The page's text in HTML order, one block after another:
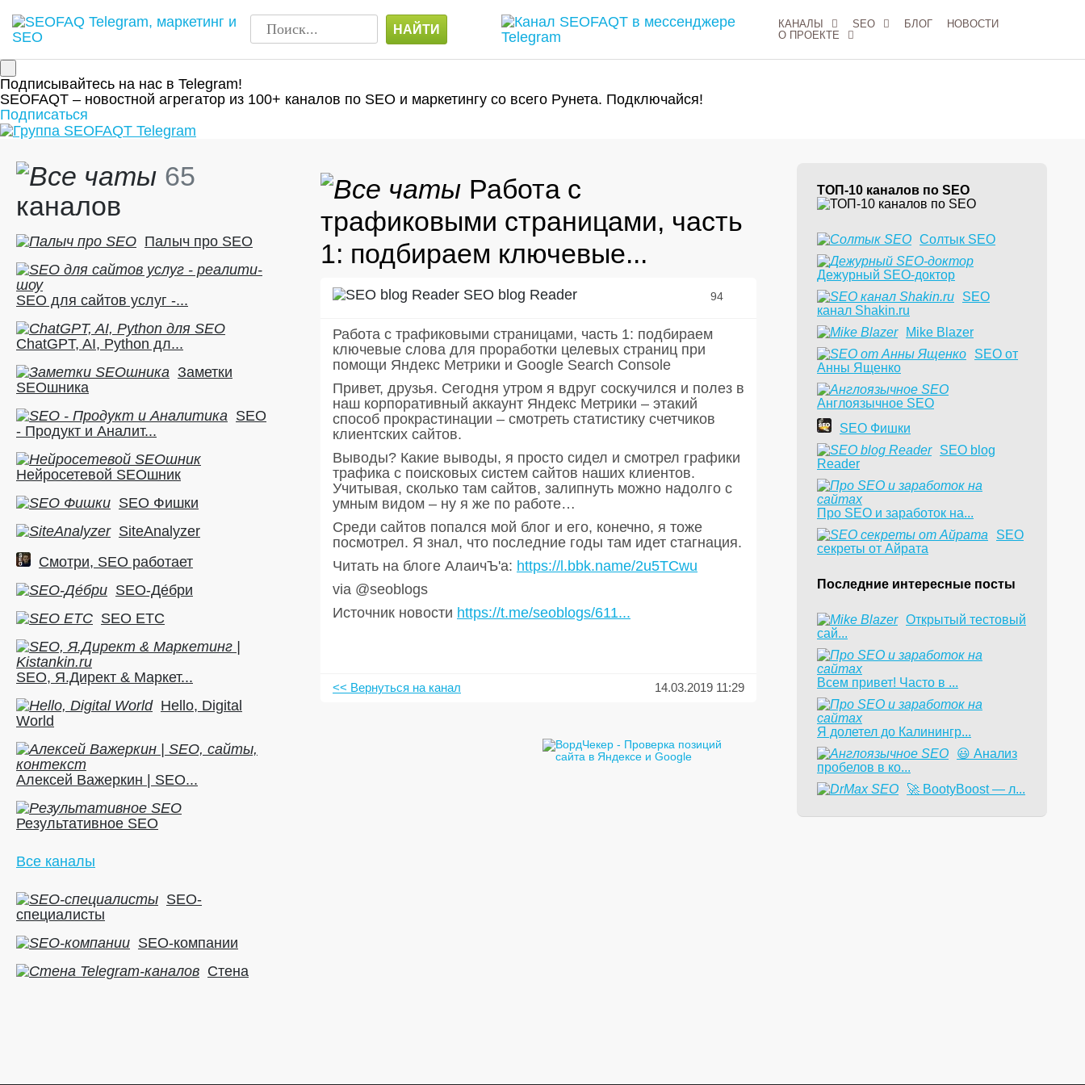
КАНАЛЫ SEO БЛОГ
НОВОСТИ
О ПРОЕКТЕ
Подписывайтесь на нас в Telegram!
SEOFAQT – новостной агрегатор из 100+ каналов по SEO и маркетингу со всего Рунета. Подключайся!
Подписаться
65
каналов
Палыч про SEO
SEO для сайтов услуг -...
ChatGPT, AI, Python дл...
Заметки
SEOшника
SEO
- Продукт и Аналит...
Нейросетевой SEOшник
SEO Фишки
SiteAnalyzer
Смотри, SEO работает
SEO-Де́бри
SEO ETC
SEO, Я.Директ & Маркет...
Hello, Digital
World
Алексей Важеркин | SEO...
Результативное SEO
Все каналы
SEO-
специалисты
SEO-компании
Стена
Работа с
трафиковыми страницами, часть
1: подбираем ключевые...
SEO blog Reader 94
Работа с трафиковыми страницами, часть 1: подбираем
ключевые слова для проработки целевых страниц при
помощи Яндекс Метрики и Google Search Console
Привет, друзья. Сегодня утром я вдруг соскучился и полез в
наш корпоративный аккаунт Яндекс Метрики – этакий
способ прокрастинации – смотреть статистику счетчиков
клиентских сайтов.
Выводы? Какие выводы, я просто сидел и смотрел графики
трафика с поисковых систем сайтов наших клиентов.
Учитывая, сколько там сайтов, залипнуть можно надолго с
умным видом – ну я же по работе…
Среди сайтов попался мой блог и его, конечно, я тоже
посмотрел. Я знал, что последние годы там идет стагнация.
Читать на блоге АлаичЪ'а: https://l.bbk.name/2u5TCwu
via @seoblogs
Источник новости https://t.me/seoblogs/611...
<< Вернуться на канал 14.03.2019 11:29
ТОП-10 каналов по SEO
Солтык SEO
Дежурный SEO-доктор
SEO
канал Shakin.ru
Mike Blazer
SEO от
Анны Ященко
Англоязычное SEO
SEO Фишки
SEO blog
Reader
Про SEO и заработок на...
SEO
секреты от Айрата
Последние интересные посты
​Открытый тестовый
сай...
Всем привет! Часто в ...
Я долетел до Калинингр...
😃 Анализ
пробелов в ко...
🚀 BootyBoost — л...